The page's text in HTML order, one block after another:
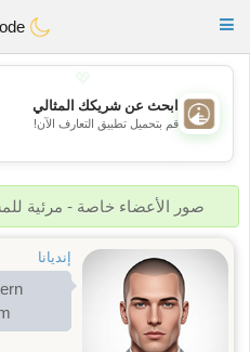
Toggle
💕
ابحث عن شريكك المثالي
قم بتحميل تطبيق التعارف الآن!
صور الأعضاء خاصة - مرئية
إنديانا